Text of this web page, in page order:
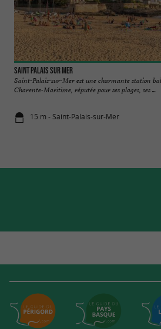
Saint Palais sur Mer
Saint-Palais-sur-Mer est une charmante station
Charente-Maritime, réputée pour ses plages, ses ...
15 m - Saint-Palais-sur-Mer